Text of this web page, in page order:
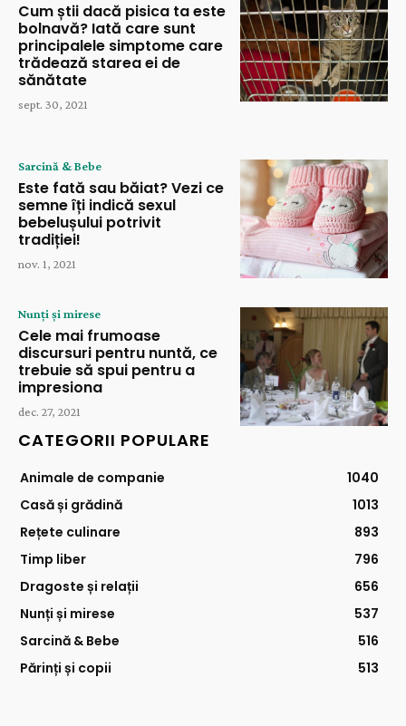
Cum știi dacă pisica ta este
bolnavă? Iată care sunt
principalele simptome care
trădează starea ei de
sănătate
sept. 30, 2021
Sarcină & Bebe
Este fată sau băiat? Vezi ce
semne îți indică sexul
bebelușului potrivit
tradiției!
nov. 1, 2021
Nunți și mirese
Cele mai frumoase
discursuri pentru nuntă, ce
trebuie să spui pentru a
impresiona
dec. 27, 2021
CATEGORII POPULARE
Animale de companie
1040
Casă și grădină
1013
Rețete culinare
893
Timp liber
796
Dragoste și relații
656
Nunți și mirese
537
Sarcină & Bebe
516
Părinți și copii
513